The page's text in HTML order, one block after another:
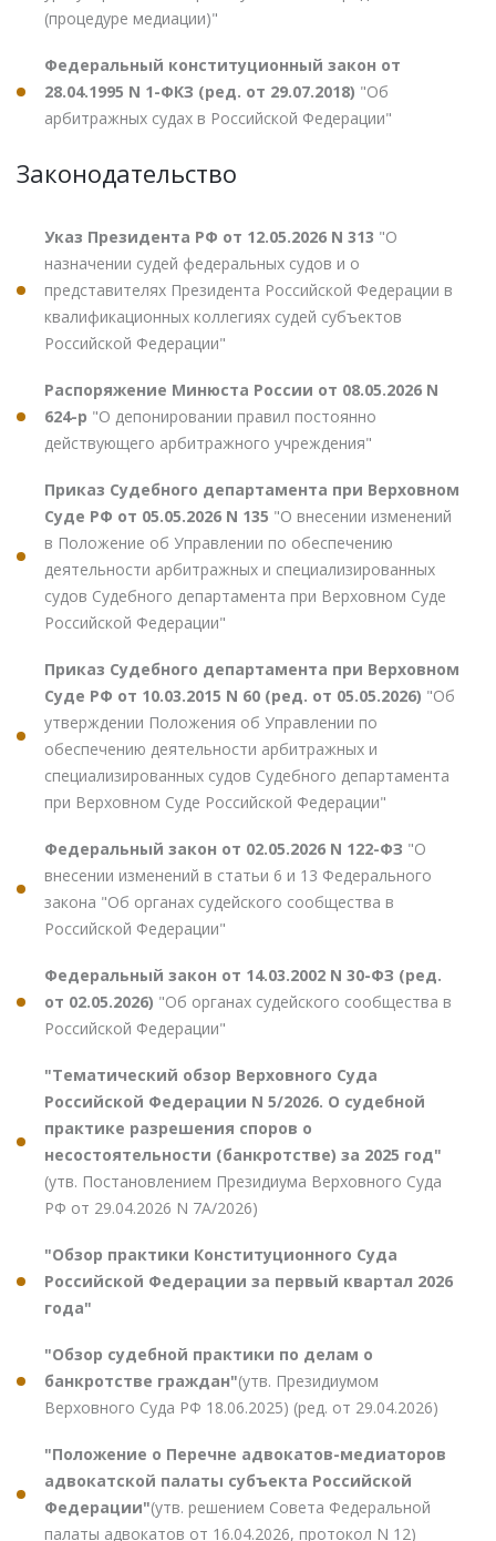
(процедуре медиации)"
Федеральный конституционный закон от
28.04.1995 N 1-ФКЗ (ред. от 29.07.2018) "Об
арбитражных судах в Российской Федерации"
Законодательство
Указ Президента РФ от 12.05.2026 N 313 "О
назначении судей федеральных судов и о
представителях Президента Российской Федерации в
квалификационных коллегиях судей субъектов
Российской Федерации"
Распоряжение Минюста России от 08.05.2026 N
624-р "О депонировании правил постоянно
действующего арбитражного учреждения"
Приказ Судебного департамента при Верховном
Суде РФ от 05.05.2026 N 135 "О внесении изменений
в Положение об Управлении по обеспечению
деятельности арбитражных и специализированных
судов Судебного департамента при Верховном Суде
Российской Федерации"
Приказ Судебного департамента при Верховном
Суде РФ от 10.03.2015 N 60 (ред. от 05.05.2026) "Об
утверждении Положения об Управлении по
обеспечению деятельности арбитражных и
специализированных судов Судебного департамента
при Верховном Суде Российской Федерации"
Федеральный закон от 02.05.2026 N 122-ФЗ "О
внесении изменений в статьи 6 и 13 Федерального
закона "Об органах судейского сообщества в
Российской Федерации"
Федеральный закон от 14.03.2002 N 30-ФЗ (ред.
от 02.05.2026) "Об органах судейского сообщества в
Российской Федерации"
"Тематический обзор Верховного Суда
Российской Федерации N 5/2026. О судебной
практике разрешения споров о
несостоятельности (банкротстве) за 2025 год"
(утв. Постановлением Президиума Верховного Суда
РФ от 29.04.2026 N 7А/2026)
"Обзор практики Конституционного Суда
Российской Федерации за первый квартал 2026
года"
"Обзор судебной практики по делам о
банкротстве граждан"(утв. Президиумом
Верховного Суда РФ 18.06.2025) (ред. от 29.04.2026)
"Положение о Перечне адвокатов-медиаторов
адвокатской палаты субъекта Российской
Федерации"(утв. решением Совета Федеральной
палаты адвокатов от 16.04.2026, протокол N 12)